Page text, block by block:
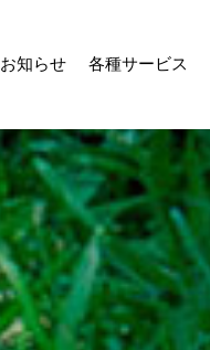
お知らせ 各種サービス